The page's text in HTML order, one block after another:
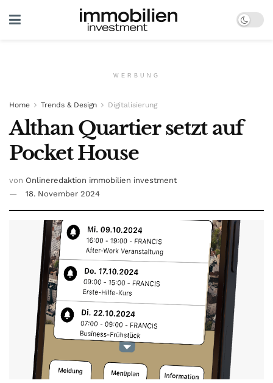
WERBUNG
Home Trends & Design Digitalisierung
Althan Quartier setzt auf
Pocket House
von Onlineredaktion immobilien investment
18. November 2024